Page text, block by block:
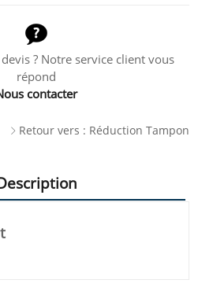
? Notre service client vous
répond
contacter
Retour vers : Réduction Tampon